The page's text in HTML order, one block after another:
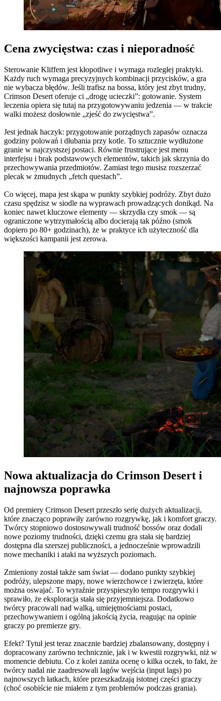
Cena zwycięstwa: czas i nieporadność
Sterowanie Kliffem jest kłopotliwe i wymaga rozległej praktyki.
Każdy ruch wymaga precyzyjnych kombinacji przycisków, a gra
nie wybacza błędów. Jeśli trafisz na bossa, który jest zbyt trudny,
Crimson Desert oferuje ci „drogę ucieczki”: gotowanie. System
leczenia opiera się tutaj na przygotowywaniu jedzenia — w trakcie
walki możesz dosłownie „zjeść do zwycięstwa”.
Jest jednak haczyk: przygotowanie porządnych zapasów oznacza
godziny polowań i dłubania przy kotle. To sztucznie wydłużone
granie w najczystszej postaci. Równie frustrujące jest menu
interfejsu i brak podstawowych elementów, takich jak skrzynia do
przechowywania przedmiotów. Zamiast tego musisz rozszerzać
plecak w żmudnych „fetch questach”.
Co więcej, mapa jest skąpa w punkty szybkiej podróży. Zbyt dużo
czasu spędzisz w siodle na wyprawach prowadzących donikąd. Na
koniec nawet kluczowe elementy — skrzydła czy smok — są
ograniczone wytrzymałością albo docierają tak późno (smok
dopiero po 80+ godzinach), że w praktyce ich użyteczność dla
większości kampanii jest zerowa.
Nowa aktualizacja do Crimson Desert i
najnowsza poprawka
Od premiery Crimson Desert przeszło serię dużych aktualizacji,
które znacząco poprawiły zarówno rozgrywkę, jak i komfort graczy.
Twórcy stopniowo dostosowywali trudność bossów oraz dodali
nowe poziomy trudności, dzięki czemu gra stała się bardziej
dostępna dla szerszej publiczności, a jednocześnie wprowadzili
nowe mechaniki i ataki na wyższych poziomach.
Zmieniony został także sam świat — dodano punkty szybkiej
podróży, ulepszone mapy, nowe wierzchowce i zwierzęta, które
można oswajać. To wyraźnie przyspieszyło tempo rozgrywki i
sprawiło, że eksploracja stała się przyjemniejsza. Dodatkowo
twórcy pracowali nad walką, umiejętnościami postaci,
przechowywaniem i ogólną jakością życia, reagując na opinie
graczy po premierze gry.
Efekt? Tytuł jest teraz znacznie bardziej zbalansowany, dostępny i
dopracowany zarówno technicznie, jak i w kwestii rozgrywki, niż w
momencie debiutu. Co z kolei zaniża ocenę o kilka oczek, to fakt, że
twórcy nadal nie zaadresowali lagów wejścia (input lags) po
najnowszych łatkach, które przeszkadzają istotnej części graczy
(choć osobiście nie miałem z tym problemów podczas grania).